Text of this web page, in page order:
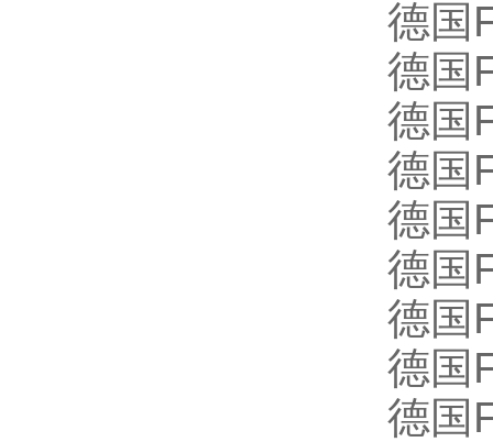
德国
德国
德国
德国
德国
德国
德国
德国
德国